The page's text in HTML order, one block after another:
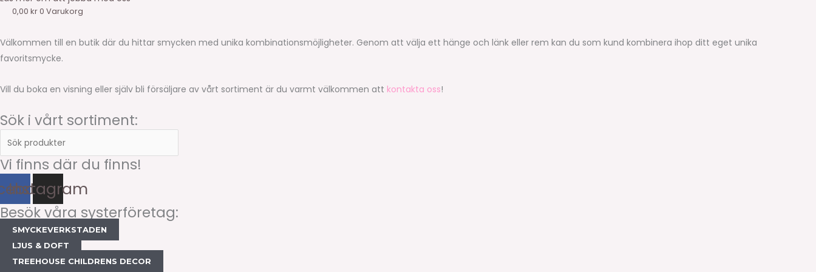
0,00 kr0 Varukorg
Välkommen till en butik där du hittar smycken med unika kombinationsmöjligheter. Genom att välja ett hänge och länk eller rem kan du som kund kombinera ihop ditt eget unika
favoritsmycke.
Vill du boka en visning eller själv bli försäljare av vårt sortiment är du varmt välkommen att kontakta oss!
Sök i vårt sortiment:
Vi finns där du finns!
Instagram
Besök våra systerföretag:
SMYCKEVERKSTADEN
LJUS & DOFT
TREEHOUSE CHILDRENS DECOR